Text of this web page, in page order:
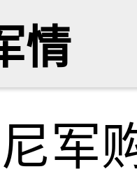
情
军